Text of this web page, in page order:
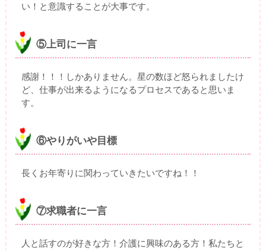
い！と意識することが大事です。
⑤上司に一言
感謝！！！しかありません。星の数ほど怒られましたけ
ど、仕事が出来るようになるプロセスであると思いま
す。
⑥やりがいや目標
長くお年寄りに関わっていきたいですね！！
⑦求職者に一言
人と話すのが好きな方！介護に興味のある方！私たちと